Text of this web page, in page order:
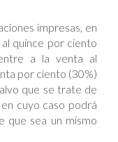
impresas, en
quince por ciento
a la venta al
por ciento (30%)
que se trate de
cuyo caso podrá
que sea un mismo